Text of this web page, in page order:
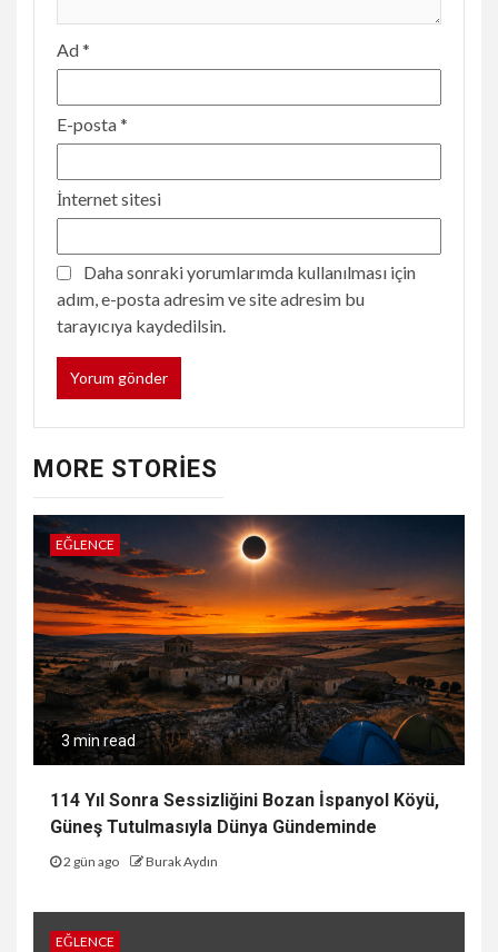
Ad*
E-posta*
İnternet sitesi
Daha sonraki yorumlarımda kullanılması için
adım, e-posta adresim ve site adresim bu
tarayıcıya kaydedilsin.
MORE STORIES
EĞLENCE
3 min read
114 Yıl Sonra Sessizliğini Bozan İspanyol Köyü,
Güneş Tutulmasıyla Dünya Gündeminde
2 gün ago Burak Aydın
EĞLENCE